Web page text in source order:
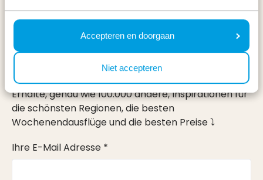
Accepteren en doorgaan
Niet accepteren
Urlaub
Im Urlaub
Erhalte, genau wie 100.000 andere, Inspirationen für
die schönsten Regionen, die besten
Wochenendausflüge und die besten Preise ⤵
Ihre E-Mail Adresse *